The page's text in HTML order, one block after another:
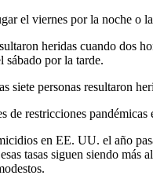
el viernes por la noche o
heridas cuando dos
sábado por la tarde.
personas resultaron
de restricciones
en EE. UU. el año
tasas siguen siendo